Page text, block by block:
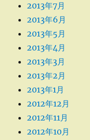
2013年7月
2013年6月
2013年5月
2013年4月
2013年3月
2013年2月
2013年1月
2012年12月
2012年11月
2012年10月